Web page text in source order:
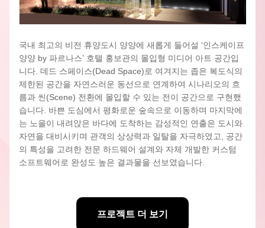
국내 최고의 비전 휴양도시 양양에 새롭게 들어설 ‘인스케이프
양양 by 파르나스’ 호텔 홍보관의 몰입형 미디어 아트 공간입
니다. 데드 스페이스(Dead Space)로 여겨지는 좁은 복도식의
제한된 공간을 자연스러운 동선으로 연계하여 시나리오의 흐
름과 씬(Scene) 전환에 몰입할 수 있는 전이 공간으로 구현했
습니다. 바쁜 도심에서 평화로운 숲속으로 이동하며 마지막에
는 노을이 내려앉은 바다에 도착하는 감성적인 연출은 도시와
자연을 대비시키며 관객의 상상력과 일탈을 자극하였고, 공간
의 특성을 고려한 전문 하드웨어 설계와 자체 개발한 커스텀
소프트웨어로 완성도 높은 결과물을 선보였습니다.
프로젝트 더 보기